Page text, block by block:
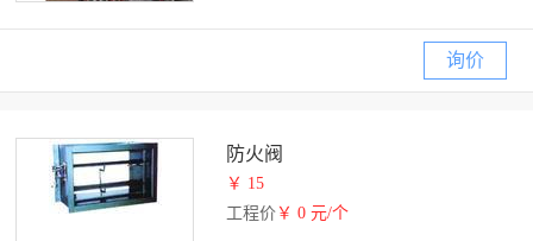
询价
防火阀
￥ 15
工程价 ￥ 0 元/个